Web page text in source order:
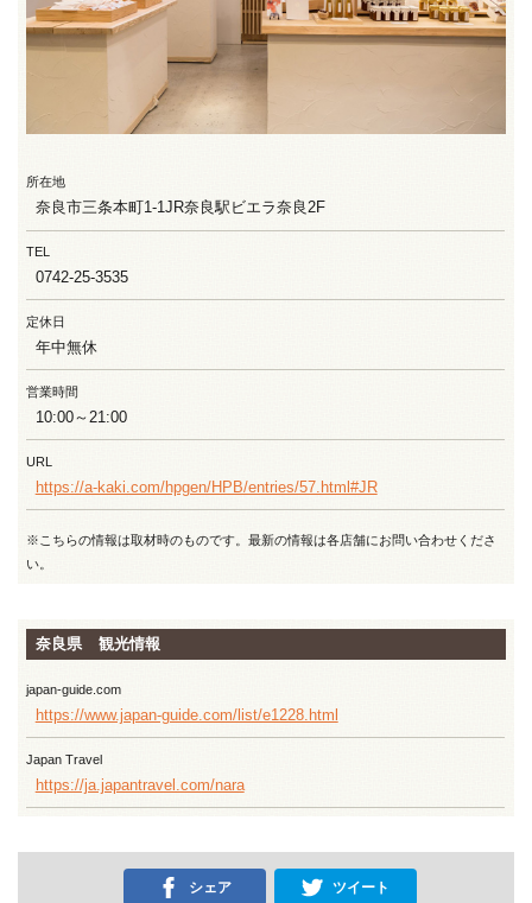
所在地
奈良市三条本町1-1JR奈良駅ビエラ奈良2F
TEL
0742-25-3535
定休日
年中無休
営業時間
10:00～21:00
URL
https://a-kaki.com/hpgen/HPB/entries/57.html#JR
※こちらの情報は取材時のものです。最新の情報は各店舗にお問い合わせくださ
い。
奈良県 観光情報
japan-guide.com
https://www.japan-guide.com/list/e1228.html
Japan Travel
https://ja.japantravel.com/nara
シェア ツイート